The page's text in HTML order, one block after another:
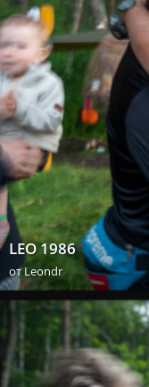
LEO 1986
от Leondr